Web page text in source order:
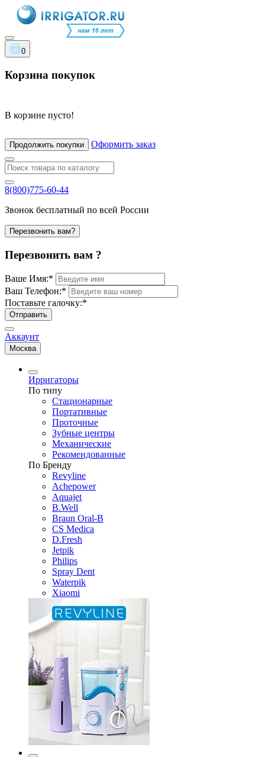
0
Корзина покупок
В корзине пусто!
Продолжить покупки Оформить заказ
8(800)775-60-44
Звонок бесплатный по всей России
Перезвонить вам?
Перезвонить вам ?
Ваше Имя:*
Ваш Телефон:*
Поставьте галочку:*
Отправить
Аккаунт
Москва
Ирригаторы
По типу
Стационарные
Портативные
Проточные
Зубные центры
Механические
Рекомендованные
По Бренду
Revyline
Achepower
Aquajet
B.Well
Braun Oral-B
CS Medica
D.Fresh
Jetpik
Philips
Spray Dent
Waterpik
Xiaomi